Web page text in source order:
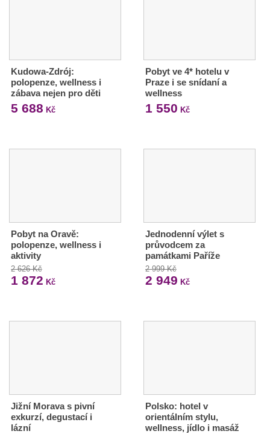
Kudowa-Zdrój:
polopenze, wellness i
zábava nejen pro děti
5 688 Kč
Pobyt ve 4* hotelu v
Praze i se snídaní a
wellness
1 550 Kč
Pobyt na Oravě:
polopenze, wellness i
aktivity
2 626 Kč
1 872 Kč
Jednodenní výlet s
průvodcem za
památkami Paříže
2 999 Kč
2 949 Kč
Jižní Morava s pivní
exkurzí, degustací i
lázní
Polsko: hotel v
orientálním stylu,
wellness, jídlo i masáž